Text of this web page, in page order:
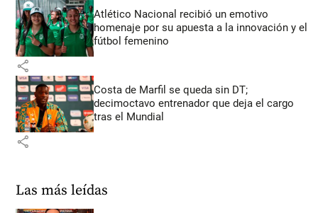
Atlético Nacional recibió un emotivo
homenaje por su apuesta a la innovación y el
fútbol femenino
share
Costa de Marfil se queda sin DT;
decimoctavo entrenador que deja el cargo
tras el Mundial
share
Las más leídas